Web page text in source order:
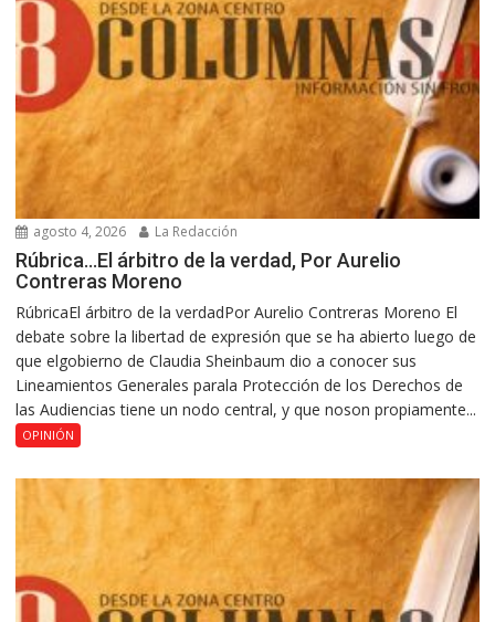
agosto 4, 2026 La Redacción
Rúbrica…El árbitro de la verdad, Por Aurelio
Contreras Moreno
RúbricaEl árbitro de la verdadPor Aurelio Contreras Moreno El
debate sobre la libertad de expresión que se ha abierto luego de
que elgobierno de Claudia Sheinbaum dio a conocer sus
Lineamientos Generales parala Protección de los Derechos de
las Audiencias tiene un nodo central, y que noson propiamente...
OPINIÓN